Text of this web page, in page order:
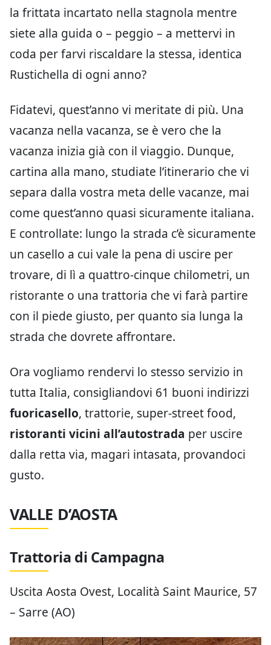
la frittata incartato nella stagnola mentre
siete alla guida o – peggio – a mettervi in
coda per farvi riscaldare la stessa, identica
Rustichella di ogni anno?
Fidatevi, quest’anno vi meritate di più. Una
vacanza nella vacanza, se è vero che la
vacanza inizia già con il viaggio. Dunque,
cartina alla mano, studiate l’itinerario che vi
separa dalla vostra meta delle vacanze, mai
come quest’anno quasi sicuramente italiana.
E controllate: lungo la strada c’è sicuramente
un casello a cui vale la pena di uscire per
trovare, di lì a quattro-cinque chilometri, un
ristorante o una trattoria che vi farà partire
con il piede giusto, per quanto sia lunga la
strada che dovrete affrontare.
Ora vogliamo rendervi lo stesso servizio in
tutta Italia, consigliandovi 61 buoni indirizzi
fuoricasello, trattorie, super-street food,
ristoranti vicini all’autostrada per uscire
dalla retta via, magari intasata, provandoci
gusto.
VALLE D’AOSTA
Trattoria di Campagna
Uscita Aosta Ovest, Località Saint Maurice, 57
– Sarre (AO)